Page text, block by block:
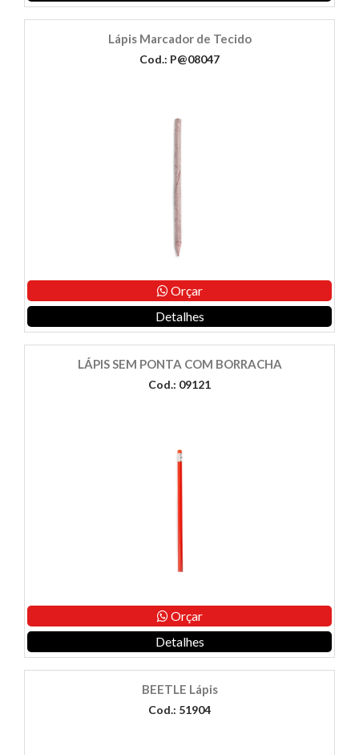
Lápis Marcador de Tecido
Cod.: P@08047
Orçar
Detalhes
LÁPIS SEM PONTA COM BORRACHA
Cod.: 09121
Orçar
Detalhes
BEETLE Lápis
Cod.: 51904